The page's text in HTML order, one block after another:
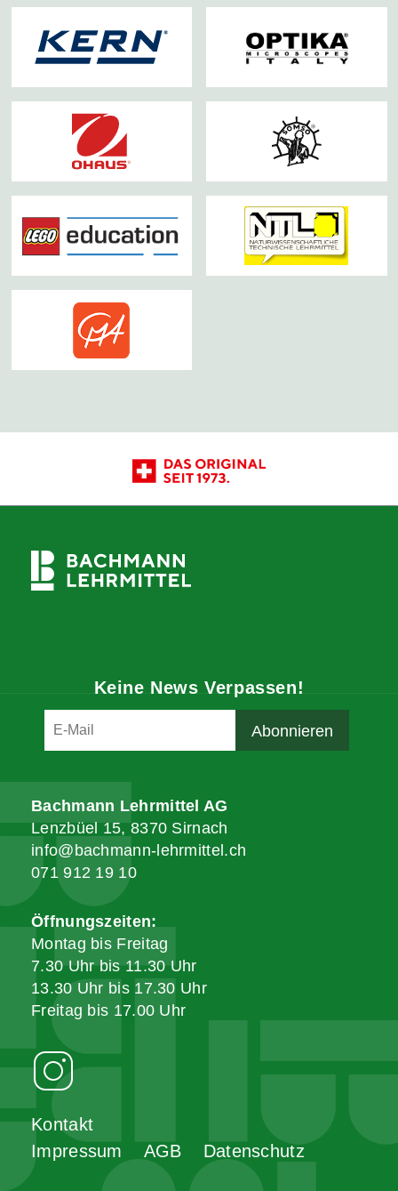
Keine News Verpassen!
Kontakt
Impressum
AGB Datenschutz
Bachmann Lehrmittel AG
Lenzbüel 15, 8370 Sirnach
info@bachmann-lehrmittel.ch
071 912 19 10
Öffnungszeiten:
Montag bis Freitag
7.30 Uhr bis 11.30 Uhr
13.30 Uhr bis 17.30 Uhr
Freitag bis 17.00 Uhr